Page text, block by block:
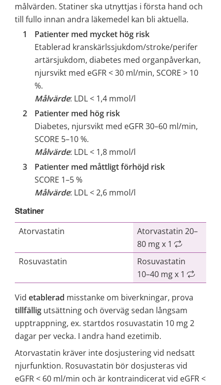
målvärden. Statiner ska utnyttjas i första hand och
till fullo innan andra läkemedel kan bli aktuella.
Patienter med mycket hög risk
Etablerad kranskärlssjukdom/stroke/perifer
artärsjukdom, diabetes med organpåverkan,
njursvikt med eGFR < 30 ml/min, SCORE > 10
%.
Målvärde: LDL < 1,4 mmol/l
Patienter med hög risk
Diabetes, njursvikt med eGFR 30–60 ml/min,
SCORE 5–10 %.
Målvärde: LDL < 1,8 mmol/l
Patienter med måttligt förhöjd risk
SCORE 1–5 %
Målvärde: LDL < 2,6 mmol/l
Statiner
Atorvastatin
Atorvastatin 20–
80 mg x 1
Rosuvastatin
Rosuvastatin
10–40 mg x 1
Vid etablerad
tillfällig utsättning och överväg sedan långsam
upptrappning, ex. startdos rosuvastatin 10 mg 2
dagar per vecka. I andra hand ezetimib.
Atorvastatin kräver inte dosjustering vid nedsatt
njurfunktion. Rosuvastatin bör dosjusteras vid
eGFR < 60 ml/min och är kontraindicerat vid eGFR <